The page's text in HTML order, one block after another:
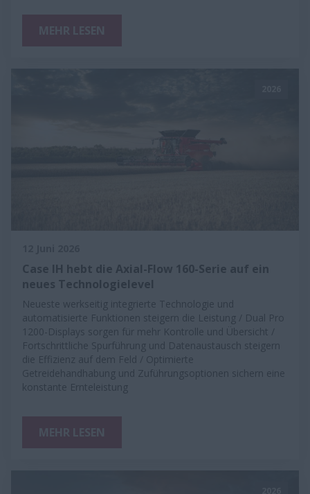
Case IH hebt die Axial-Flow 160-Serie auf ein
neues Technologielevel
Neueste werkseitig integrierte Technologie und
automatisierte Funktionen steigern die Leistung / Dual Pro
1200-Displays sorgen für mehr Kontrolle und Übersicht /
Fortschrittliche Spurführung und Datenaustausch steigern
die Effizienz auf dem Feld / Optimierte
Getreidehandhabung und Zuführungsoptionen sichern eine
konstante Ernteleistung